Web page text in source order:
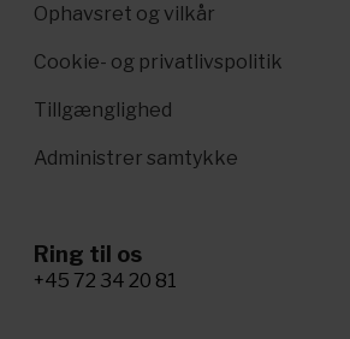
Ophavsret og vilkår
Cookie- og privatlivspolitik
Tillgænglighed
Administrer samtykke
Ring til os
+45 72 34 20 81